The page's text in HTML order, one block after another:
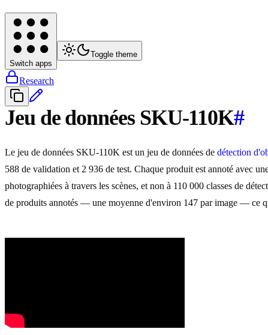
Switch apps
Toggle theme
Research
Jeu de données SKU-110K#
Le jeu de données SKU-110K est un jeu de données de détection
588 de validation et 2 936 de test. Chaque produit est annoté avec
photographiées à travers les scènes, et non à 110 000 classes de
de produits annotés — une moyenne d'environ 147 par image — ce